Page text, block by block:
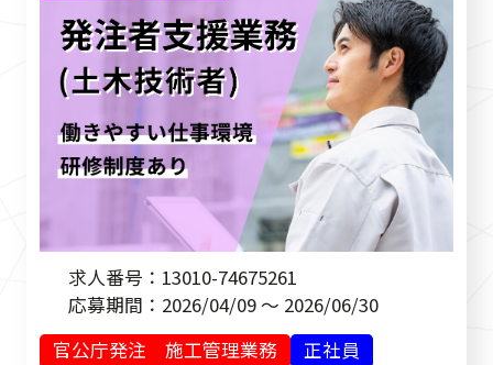
民間発注 設計・施工管理業務
その他
求人番号： 13010-74675261
応募期間： 2026/04/09 ～ 2026/06/30
官公庁発注 施工管理業務
正社員